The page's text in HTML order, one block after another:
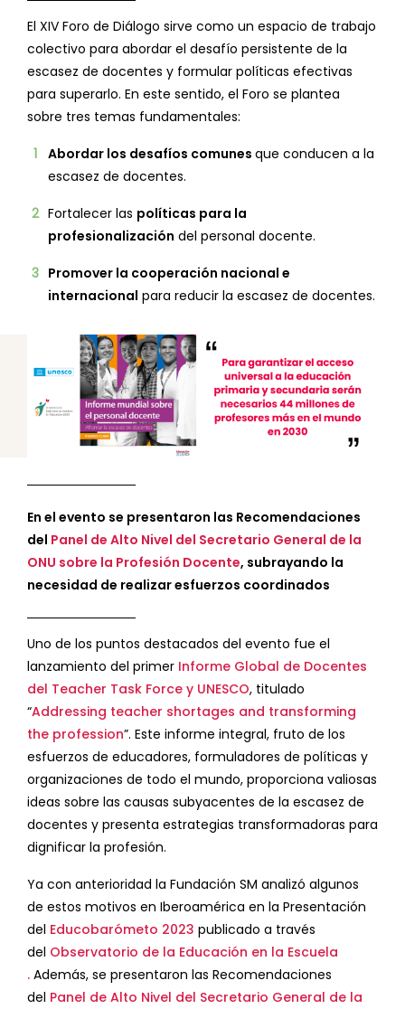
El XIV Foro de Diálogo sirve como un espacio de trabajo
colectivo para abordar el desafío persistente de la
escasez de docentes y formular políticas efectivas
para superarlo. En este sentido, el Foro se plantea
sobre tres temas fundamentales:
Abordar los desafíos comunes que conducen a la
escasez de docentes.
Fortalecer las políticas para la
profesionalización del personal docente.
Promover la cooperación nacional e
internacional para reducir la escasez de docentes.
En el evento se presentaron las Recomendaciones
del Panel de Alto Nivel del Secretario General de la
ONU sobre la Profesión Docente, subrayando la
necesidad de realizar esfuerzos coordinados
Uno de los puntos destacados del evento fue el
lanzamiento del primer Informe Global de Docentes
del Teacher Task Force y UNESCO, titulado
“Addressing teacher shortages and transforming
the profession”. Este informe integral, fruto de los
esfuerzos de educadores, formuladores de políticas y
organizaciones de todo el mundo, proporciona valiosas
ideas sobre las causas subyacentes de la escasez de
docentes y presenta estrategias transformadoras para
dignificar la profesión.
Ya con anterioridad la Fundación SM analizó algunos
de estos motivos en Iberoamérica en la Presentación
del Educobarómeto 2023 publicado a través
del Observatorio de la Educación en la Escuela
. Además, se presentaron las Recomendaciones
del Panel de Alto Nivel del Secretario General de la